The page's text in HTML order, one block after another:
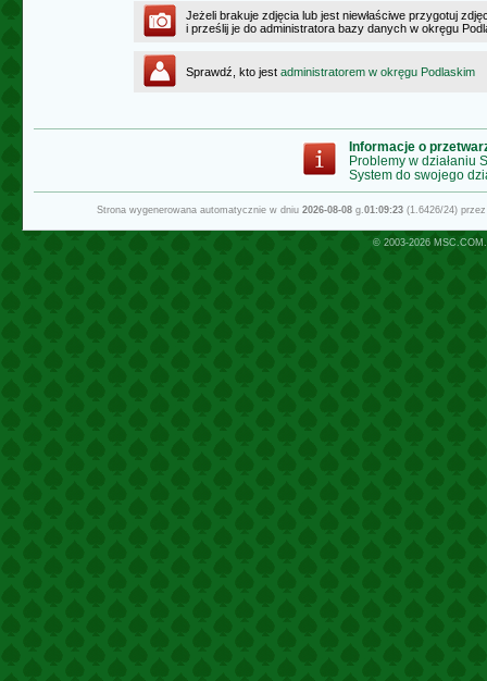
Jeżeli brakuje zdjęcia lub jest niewłaściwe przygotuj
i prześlij je do administratora bazy danych w okręgu
Sprawdź, kto jest administratorem w okręgu Podlaskim
Informacje o
Problemy w działaniu
System do swojego
Strona wygenerowana automatycznie w dniu 2026-08-08g.01:09:23(1.6426/24)
© 2003-2026